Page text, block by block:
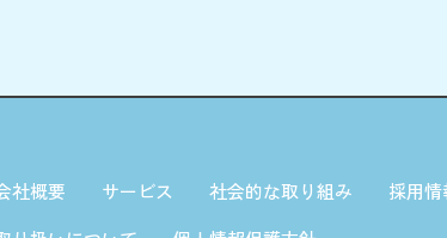
社概要 サービス 社会的な取り組み 採用情